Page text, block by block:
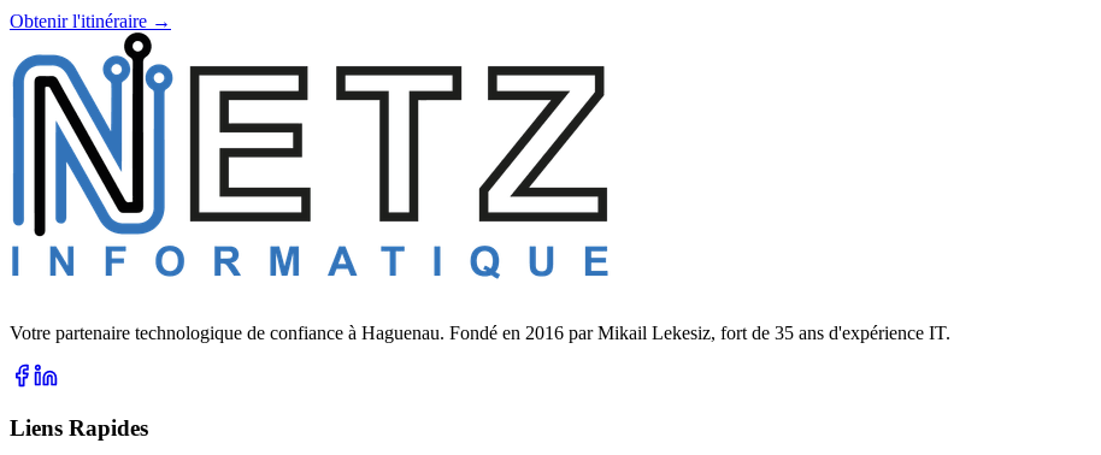
Obtenir l'itinéraire →
Votre partenaire technologique de confiance à Haguenau. Fondé en 2016 par Mikail Lekesiz, fort de 35 ans d'expérience IT.
Liens Rapides